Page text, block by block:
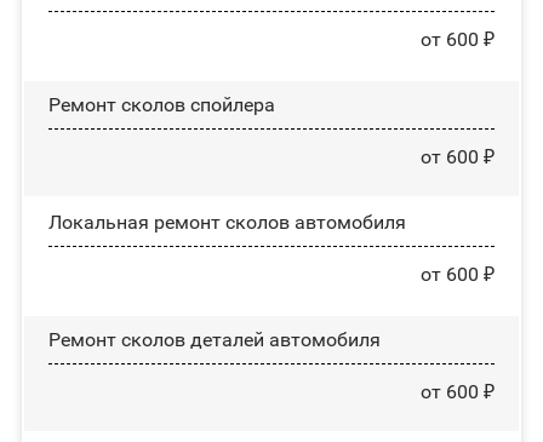
от 600 ₽
Ремонт сколов спойлера
от 600 ₽
Локальная ремонт сколов автомобиля
от 600 ₽
Ремонт сколов деталей автомобиля
от 600 ₽